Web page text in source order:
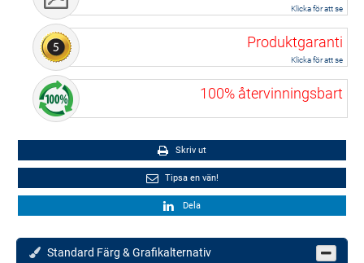
Klicka för att se
Produktgaranti
Klicka för att se
100% återvinningsbart
Skriv ut
Tipsa en vän!
Dela
Standard Färg & Grafikalternativ